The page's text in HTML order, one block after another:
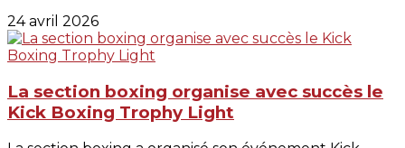
24 avril 2026
La section boxing organise avec succès le
Kick Boxing Trophy Light